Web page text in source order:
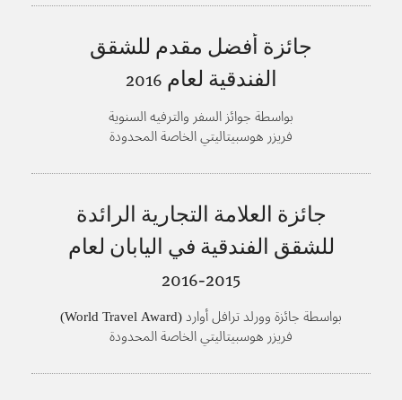
جائزة أفضل مقدم للشقق
الفندقية لعام2016
بواسطة جوائز السفر والترفيه السنوية
فريزر هوسبيتاليتي الخاصة المحدودة
جائزة العلامة التجارية الرائدة
للشقق الفندقية في اليابان لعام
2015-2016
بواسطة جائزة وورلد ترافل أوارد (World Travel Award)
فريزر هوسبيتاليتي الخاصة المحدودة